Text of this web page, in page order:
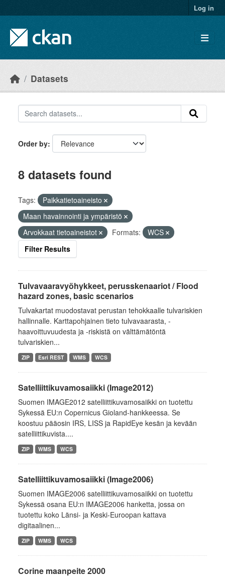
Log in
Datasets
Order by
8 datasets found
Tags:
Paikkatietoaineisto
Maan havainnointi ja ympäristö
Arvokkaat tietoaineistot
Formats:
WCS
Filter Results
Tulvavaaravyöhykkeet, perusskenaariot / Flood
hazard zones, basic scenarios
Tulvakartat muodostavat perustan tehokkaalle tulvariskien
hallinnalle. Karttapohjainen tieto tulvavaarasta, -
haavoittuvuudesta ja -riskistä on välttämätöntä
tulvariskien...
ZIP Esri REST WMS WCS
Satelliittikuvamosaiikki (Image2012)
Suomen IMAGE2012 satelliittikuvamosaiikki on tuotettu
Sykessä EU:n Copernicus Gioland-hankkeessa. Se
koostuu pääosin IRS, LISS ja RapidEye kesän ja kevään
satelliittikuvista....
ZIP WMS WCS
Satelliittikuvamosaiikki (Image2006)
Suomen IMAGE2006 satelliittikuvamosaiikki on tuotettu
Sykessä osana EU:n IMAGE2006 hanketta, jossa on
tuotettu koko Länsi- ja Keski-Euroopan kattava
digitaalinen...
ZIP WMS WCS
Corine maanpeite 2000